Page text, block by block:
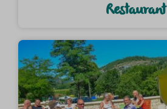
Restaurant